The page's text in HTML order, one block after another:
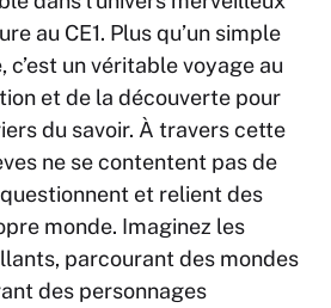
au CE1. Plus qu’un simple
un véritable voyage au
et de la découverte pour
du savoir. À travers cette
ne se contentent pas de
et relient des
monde. Imaginez les
parcourant des mondes
des personnages